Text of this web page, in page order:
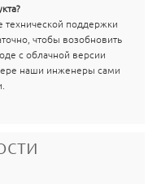
поддержки
чтобы возобновить
с облачной версии
наши инженеры сами